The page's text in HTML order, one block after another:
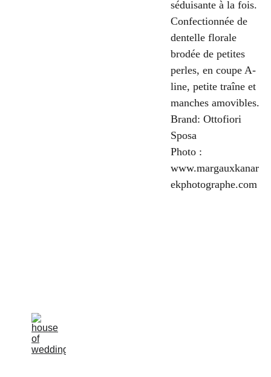
séduisante à la fois.
Confectionnée de
dentelle florale
brodée de petites
perles, en coupe A-
line, petite traîne et
manches amovibles.
Brand: Ottofiori
Sposa
Photo :
www.margauxkanar
ekphotographe.com